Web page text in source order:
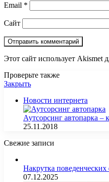
Email *
Сайт
Этот сайт использует Akismet
Проверьте также
Закрыть
Новости интернета
Аутсорсинг автопарка –
25.11.2018
Свежие записи
Накрутка
07.12.2025